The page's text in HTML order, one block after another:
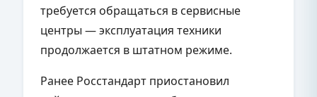
требуется обращаться в сервисные
центры — эксплуатация техники
продолжается в штатном режиме.
Ранее Росстандарт приостановил